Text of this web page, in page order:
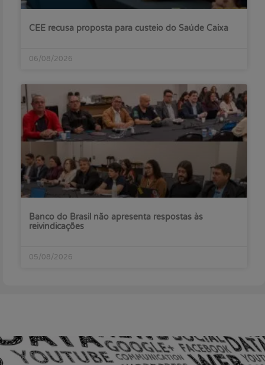
CEE recusa proposta para custeio do Saúde Caixa
06/08/2026
Banco do Brasil não apresenta respostas às
reivindicações
05/08/2026